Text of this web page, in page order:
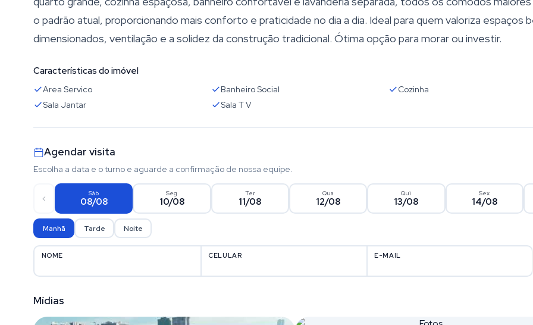
o padrão atual, proporcionando mais conforto e praticidade no dia a dia. Ideal para quem valoriza espaços
dimensionados, ventilação e a solidez da construção tradicional. Ótima opção para morar ou investir.
Características do imóvel
Area Servico Banheiro Social
Cozinha
Sala Jantar
Sala T V
Agendar visita
Escolha a data e o turno e aguarde a confirmação de nossa equipe.
Sáb
08/08
Seg
10/08
Ter
11/08
Qua
12/08
Qui
13/08
Sex
14/08
Manhã Tarde Noite
NOME CELULAR E-MAIL
Mídias